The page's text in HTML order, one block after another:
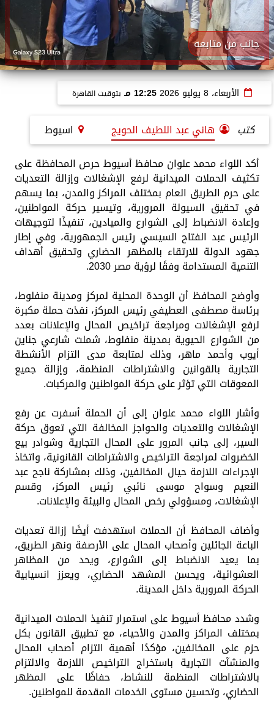
جانب من متابعه
الأربعاء، 8 يوليو 2026 12:25 مـ بتوقيت القاهرة
كتب هاني عبد اللطيف الحويج
اسيوط
أكد اللواء محمد علوان محافظ أسيوط حرص المحافظة على
تكثيف الحملات الميدانية لرفع الإشغالات وإزالة التعديات
على حرم الطريق العام بمختلف المراكز والمدن، بما يسهم
في تحقيق السيولة المرورية، وتيسير حركة المواطنين،
وإعادة الانضباط إلى الشوارع والميادين، تنفيذًا لتوجيهات
الرئيس عبد الفتاح السيسي رئيس الجمهورية، وفي إطار
جهود الدولة للارتقاء بالمظهر الحضاري وتحقيق أهداف
التنمية المستدامة وفقًا لرؤية مصر 2030.
وأوضح المحافظ أن الوحدة المحلية لمركز ومدينة منفلوط،
برئاسة مصطفى العطيفي رئيس المركز، نفذت حملة مكبرة
لرفع الإشغالات ومراجعة تراخيص المحال والإعلانات بعدد
من الشوارع الحيوية بمدينة منفلوط، شملت شارعي جناين
أيوب وأحمد ماهر، وذلك لمتابعة مدى التزام الأنشطة
التجارية بالقوانين والاشتراطات المنظمة، وإزالة جميع
المعوقات التي تؤثر على حركة المواطنين والمركبات.
وأشار اللواء محمد علوان إلى أن الحملة أسفرت عن رفع
الإشغالات والتعديات والحواجز المخالفة التي تعوق حركة
السير، إلى جانب المرور على المحال التجارية وشوادر بيع
الخضروات لمراجعة التراخيص والاشتراطات القانونية، واتخاذ
الإجراءات اللازمة حيال المخالفين، وذلك بمشاركة ناجح عبد
النعيم وسواح موسى نائبي رئيس المركز، وقسم
الإشغالات، ومسؤولي رخص المحال والبيئة والإعلانات.
وأضاف المحافظ أن الحملات استهدفت أيضًا إزالة تعديات
الباعة الجائلين وأصحاب المحال على الأرصفة ونهر الطريق،
بما يعيد الانضباط إلى الشوارع، ويحد من المظاهر
العشوائية، ويحسن المشهد الحضاري، ويعزز انسيابية
الحركة المرورية داخل المدينة.
وشدد محافظ أسيوط على استمرار تنفيذ الحملات الميدانية
بمختلف المراكز والمدن والأحياء، مع تطبيق القانون بكل
حزم على المخالفين، مؤكدًا أهمية التزام أصحاب المحال
والمنشآت التجارية باستخراج التراخيص اللازمة والالتزام
بالاشتراطات المنظمة للنشاط، حفاظًا على المظهر
الحضاري، وتحسين مستوى الخدمات المقدمة للمواطنين.